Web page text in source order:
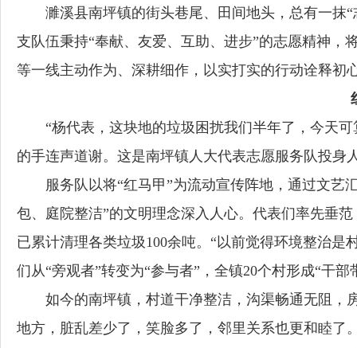
濉溪县南坪镇的街头巷尾、田间地头，总有一
支队伍秉持“奉献、友爱、互助、进步”的志愿精神
等一线主动作为、深耕细作，以实打实的行动诠释初
“杨代表，这块地的垃圾困扰我们半年了，今天
的手连声道谢。这是南坪镇人大代表志愿服务队投身
服务队以将“红马甲”为流动宣传阵地，通过文艺
包、庭院整洁”的文明理念深入人心。代表们率先垂
已累计清理各类垃圾100余吨。“以前觉得环境整治
们从“旁观者”转变为“参与者”，全镇20个村形成“干
如今的南坪镇，村道干净整洁，沟渠畅通无阻，
地方，脏乱差少了，笑脸多了，邻里关系也更和睦了